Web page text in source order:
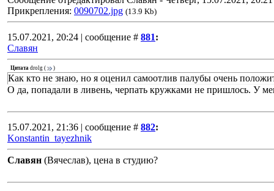
Прикрепления: 0090702.jpg (13.9 Kb)
15.07.2021, 20:24 | сообщение # 881:
Славян
Цитата drolg ( )
Как кто не знаю, но я оценил самоотлив палубы очень
О да, попадали в ливень, черпать кружками не пришлось. У
15.07.2021, 21:36 | сообщение # 882:
Konstantin_tayezhnik
Славян (Вячеслав), цена в студию?